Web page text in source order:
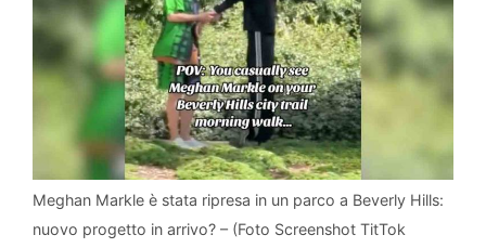
Meghan Markle è stata ripresa in un parco a Beverly Hills:
nuovo progetto in arrivo? – (Foto Screenshot TitTok